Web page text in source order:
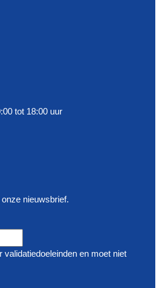
tot 18:00 uur
nieuwsbrief.
validatiedoeleinden en moet niet